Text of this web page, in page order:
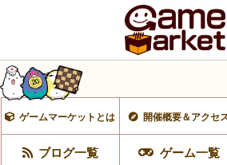
ゲームマーケットとは 開催概要＆アクセ
ブログ一覧 ゲーム一覧